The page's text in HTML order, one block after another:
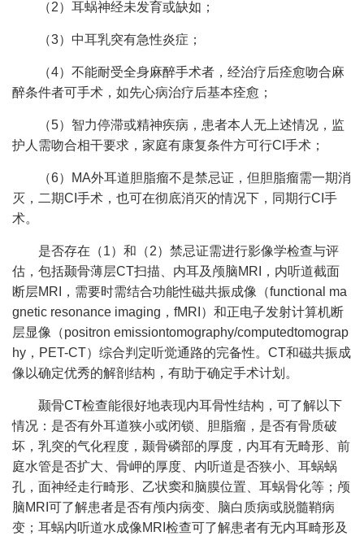
（2）耳蜗神经未发育或缺如；
（3）中耳乳突有急性炎症；
（4）不能耐受全身麻醉手术者，经治疗后痊愈吻合麻
醉条件者可手术，如先心病治疗后基本痊愈；
（5）智力停滞或精神疾病，患者本人无上述情况，监
护人需吻合相干要求，家庭有康复条件方可行CI手术；
（6）MA外耳道胆脂瘤不是禁忌证，但胆脂瘤需一期消
灭，二期CI手术，也可在彻底消灭的情况下，同期行CI手
术。
是否存在（1）和（2）禁忌证需进行影像学检查与评
估，包括颞骨薄层CT扫描、内耳及颅脑MRI，内听道截面
断层MRI，需要时需结合功能性磁共振成像（functional ma
gnetic resonance imaging，fMRI）和正电子发射计算机断
层显像（positron emissiontomography/computedtomograp
hy，PET-CT）综合判定听觉通路的完备性。CT和磁共振成
像以确定优秀的解剖结构，有助于确定手术计划。
颞骨CT检查能很好地表现内耳骨性结构，可了解以下
情况：是否有外耳道狭小或闭锁、胆脂瘤，是否有骨质破
坏，乳突的气化程度，颞骨磷部的厚度，内耳有无畸形、前
庭水管是否扩大、骨岬的厚度、内听道是否狭小、耳蜗蜗
孔，面神经走行畸形、乙状窦和脑膜位置、耳蜗骨化等；颅
脑MRI可了解患者是否有颅内病变、脑白质病或脱髓鞘病
变；耳蜗内听道水成像MRI检查可了解患者有无内耳畸形及